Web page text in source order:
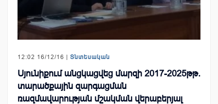
12:02 16/12/16 | Տնտեսական
Սյունիքում անցկացվեց մարզի 2017-2025թթ.
տարածքային զարգացման
ռազմավարության մշակման վերաբերյալ